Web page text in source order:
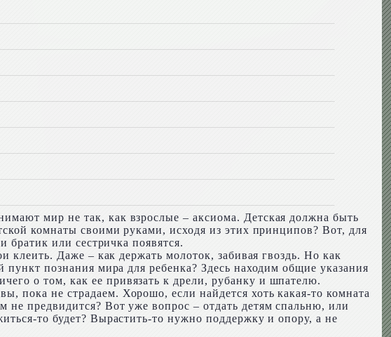
мир не так, как взрослые – аксиома. Детская должна быть
комнаты своими руками, исходя из этих принципов? Вот, для
братик или сестричка появятся.
клеить. Даже – как держать молоток, забивая гвоздь. Но как
познания мира для ребенка? Здесь находим общие указания
о том, как ее привязать к дрели, рубанку и шпателю.
пока не страдаем. Хорошо, если найдется хоть какая-то комната
предвидится? Вот уже вопрос – отдать детям спальню, или
то будет? Вырастить-то нужно поддержку и опору, а не